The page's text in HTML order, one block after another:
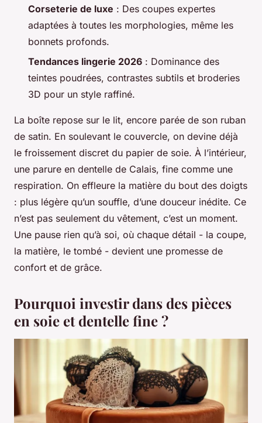
Corseterie de luxe : Des coupes expertes
adaptées à toutes les morphologies, même les
bonnets profonds.
Tendances lingerie 2026 : Dominance des
teintes poudrées, contrastes subtils et broderies
3D pour un style raffiné.
La boîte repose sur le lit, encore parée de son ruban
de satin. En soulevant le couvercle, on devine déjà
le froissement discret du papier de soie. À l’intérieur,
une parure en dentelle de Calais, fine comme une
respiration. On effleure la matière du bout des doigts
: plus légère qu’un souffle, d’une douceur inédite. Ce
n’est pas seulement du vêtement, c’est un moment.
Une pause rien qu’à soi, où chaque détail - la coupe,
la matière, le tombé - devient une promesse de
confort et de grâce.
Pourquoi investir dans des pièces
en soie et dentelle fine ?